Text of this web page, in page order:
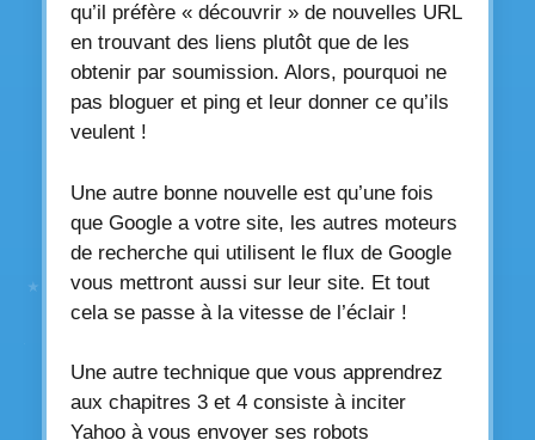
qu’il préfère « découvrir » de nouvelles URL
en trouvant des liens plutôt que de les
obtenir par soumission. Alors, pourquoi ne
pas bloguer et ping et leur donner ce qu’ils
veulent !
Une autre bonne nouvelle est qu’une fois
que Google a votre site, les autres moteurs
de recherche qui utilisent le flux de Google
vous mettront aussi sur leur site. Et tout
cela se passe à la vitesse de l’éclair !
Une autre technique que vous apprendrez
aux chapitres 3 et 4 consiste à inciter
Yahoo à vous envoyer ses robots